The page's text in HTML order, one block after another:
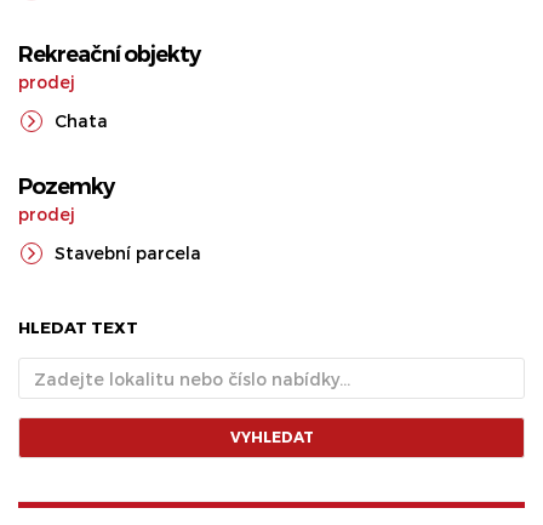
Rekreační objekty
prodej
Chata
Pozemky
prodej
Stavební parcela
HLEDAT TEXT
VYHLEDAT